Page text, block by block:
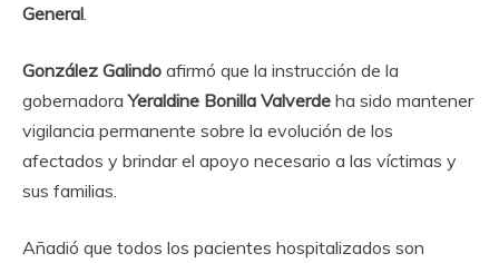
General
González Galindo afirmó que la instrucción de la
gobernadoraYeraldine Bonilla Valverde ha sido mantener
vigilancia permanente sobre la evolución de los
afectados y brindar el apoyo necesario a las víctimas y
sus familias.
Añadió que todos los pacientes hospitalizados son